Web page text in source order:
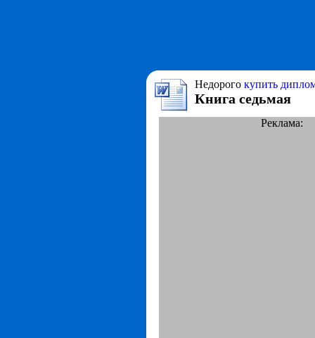
Недорого купить
Книга седьмая
Реклама: